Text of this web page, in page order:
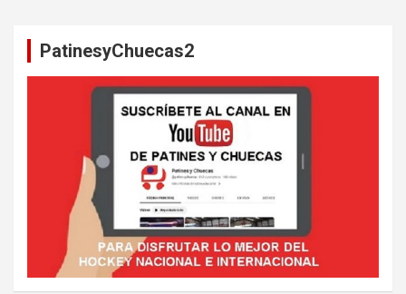
PatinesyChuecas2